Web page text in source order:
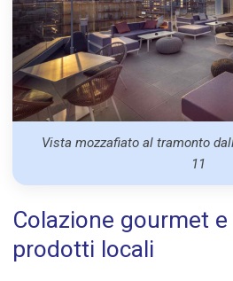
Vista mozzafiato al tramonto
11
Colazione gourmet
prodotti locali